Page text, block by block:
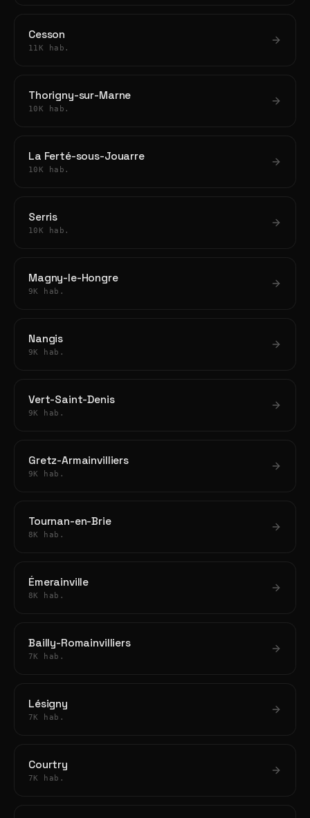
Cesson
11K hab.
Thorigny-sur-Marne
10K hab.
La Ferté-sous-Jouarre
10K hab.
Serris
10K hab.
Magny-le-Hongre
9K hab.
Nangis
9K hab.
Vert-Saint-Denis
9K hab.
Gretz-Armainvilliers
9K hab.
Tournan-en-Brie
8K hab.
Émerainville
8K hab.
Bailly-Romainvilliers
7K hab.
Lésigny
7K hab.
Courtry
7K hab.